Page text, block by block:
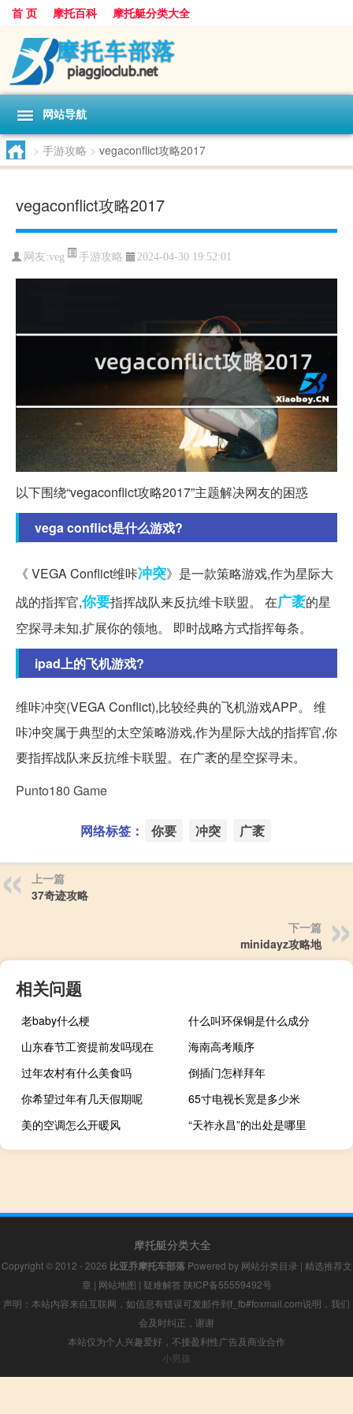
首 页 摩托百科 摩托艇分类大全
网站导航
> 手游攻略 > vegaconflict攻略2017
vegaconflict攻略2017
网友:veg 手游攻略 2024-04-30 19:52:01
以下围绕“vegaconflict攻略2017”主题解决网友的困惑
vega conflict是什么游戏?
《 VEGA Conflict维咔冲突》是一款策略游戏,作为星际大
战的指挥官,你要指挥战队来反抗维卡联盟。 在广袤的星
空探寻未知,扩展你的领地。 即时战略方式指挥每条。
ipad上的飞机游戏?
维咔冲突(VEGA Conflict),比较经典的飞机游戏APP。 维
咔冲突属于典型的太空策略游戏,作为星际大战的指挥官,你
要指挥战队来反抗维卡联盟。在广袤的星空探寻未。
Punto180 Game
网络标签： 你要 冲突 广袤
上一篇
37奇迹攻略
下一篇
minidayz攻略地
相关问题
老baby什么梗
什么叫环保铜是什么成分
山东春节工资提前发吗现在
海南高考顺序
过年农村有什么美食吗
倒插门怎样拜年
你希望过年有几天假期呢
65寸电视长宽是多少米
美的空调怎么开暖风
“天祚永昌”的出处是哪里
摩托艇分类大全
Copyright © 2012 - 2026 比亚乔摩托车部落Powered by 网站分类目录 | 精选推荐文
章 | 网站地图 | 疑难解答 陕ICP备55559492号
声明：本站内容来自互联网，如信息有错误可发邮件到f_fb#foxmail.com说明，我们
会及时纠正，谢谢
本站仅为个人兴趣爱好，不接盈利性广告及商业合作
小男孩